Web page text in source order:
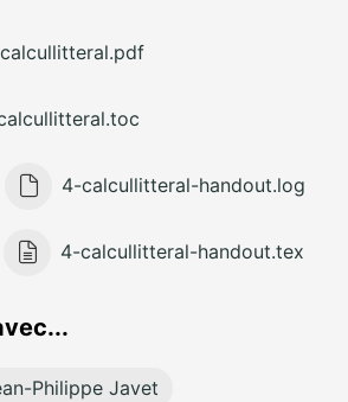
4-calcullitteral-handout.log
4-calcullitteral-handout.tex
Philippe Javet